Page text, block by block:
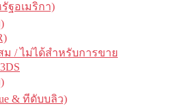
ฐอเมริกา)
ม / ไม่ได้สำหรับการขาย
& ทีดับบลิว)